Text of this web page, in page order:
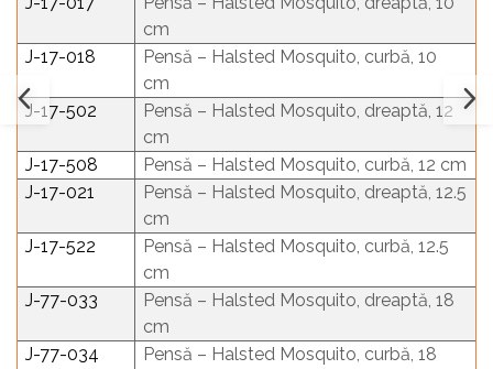
cm
J-17-018
Pensă – Halsted Mosquito, curbă, 10
cm
J-17-502
Pensă – Halsted Mosquito, dreaptă, 12
cm
J-17-508
Pensă – Halsted Mosquito, curbă, 12 cm
J-17-021
Pensă – Halsted Mosquito, dreaptă, 12.5
cm
J-17-522
Pensă – Halsted Mosquito, curbă, 12.5
cm
J-77-033
Pensă – Halsted Mosquito, dreaptă, 18
cm
J-77-034
Pensă – Halsted Mosquito, curbă, 18